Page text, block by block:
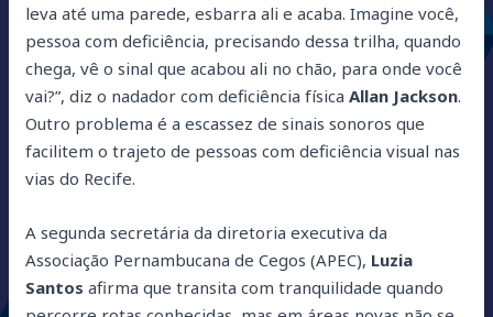
leva até uma parede, esbarra ali e acaba. Imagine você,
pessoa com deficiência, precisando dessa trilha, quando
chega, vê o sinal que acabou ali no chão, para onde você
vai?”, diz o nadador com deficiência físicaAllan Jackson.
Outro problema é a escassez de sinais sonoros que
facilitem o trajeto de pessoas com deficiência visual nas
vias do Recife.
A segunda secretária da diretoria executiva da
Associação Pernambucana de Cegos (APEC), Luzia
Santos afirma que transita com tranquilidade quando